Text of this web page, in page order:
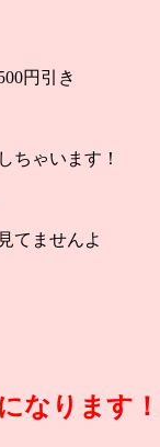
円引き
ちゃいます！
てませんよ
なります！